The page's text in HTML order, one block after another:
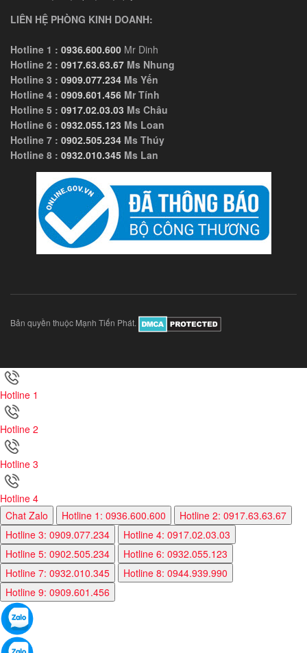
LIÊN HỆ PHÒNG KINH DOANH:
Hotline 1 : 0936.600.600 Mr Dinh
Hotline 2 : 0917.63.63.67 Ms Nhung
Hotline 3 : 0909.077.234 Ms Yến
Hotline 4 : 0909.601.456 Mr Tính
Hotline 5 : 0917.02.03.03 Ms Châu
Hotline 6 : 0932.055.123 Ms Loan
Hotline 7 : 0902.505.234 Ms Thúy
Hotline 8 : 0932.010.345 Ms Lan
Bản quyền thuộc Mạnh Tiến Phát.
Hotline 1
Hotline 2
Hotline 3
Hotline 4
Chat Zalo
Hotline 1: 0936.600.600
Hotline 2: 0917.63.63.67
Hotline 3: 0909.077.234
Hotline 4: 0917.02.03.03
Hotline 5: 0902.505.234
Hotline 6: 0932.055.123
Hotline 7: 0932.010.345
Hotline 8: 0944.939.990
Hotline 9: 0909.601.456